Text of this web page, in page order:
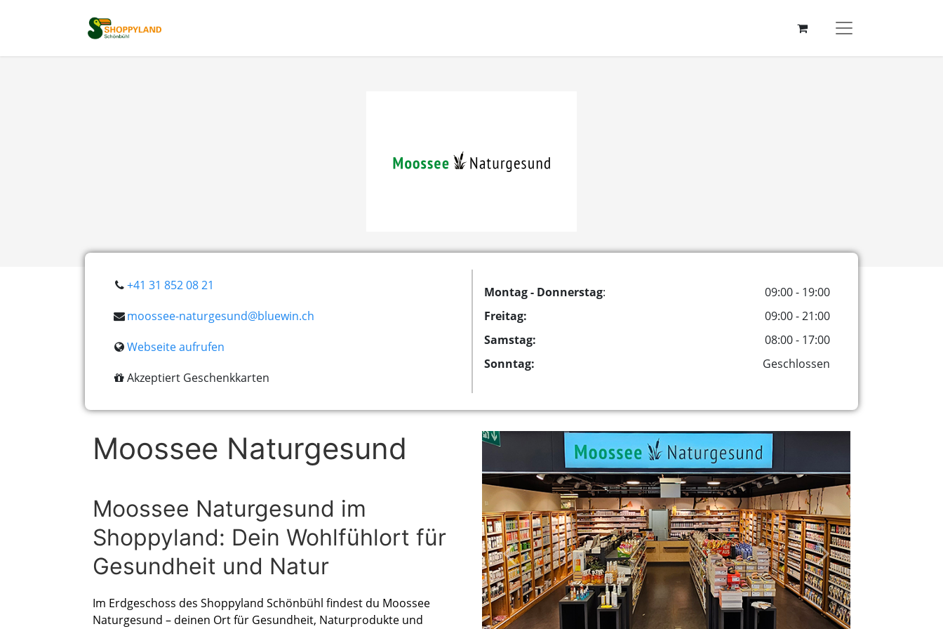
+41 31 852 08 21
moossee-naturgesund@bluewin.ch
Webseite aufrufen
Akzeptiert Geschenkkarten
Montag - Donnerstag:
09:00 - 19:00
Freitag:
09:00 - 21:00
Samstag:
08:00 - 17:00
Sonntag:
Geschlossen
Moossee Naturgesund
Moossee Naturgesund im
Shoppyland: Dein Wohlfühlort für
Gesundheit und Natur
Im Erdgeschoss des Shoppyland Schönbühl findest du Moossee
Naturgesund – deinen Ort für Gesundheit, Naturprodukte und